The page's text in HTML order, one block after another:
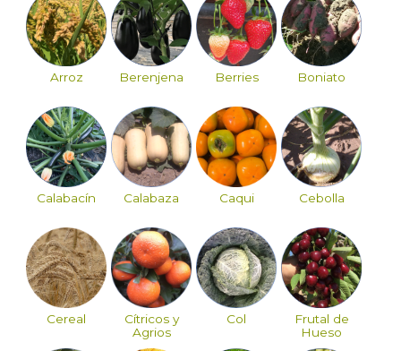
Arroz Berenjena Berries Boniato
Calabacín Calabaza Caqui Cebolla
Cereal
Cítricos y
Agrios
Col
Frutal de
Hueso